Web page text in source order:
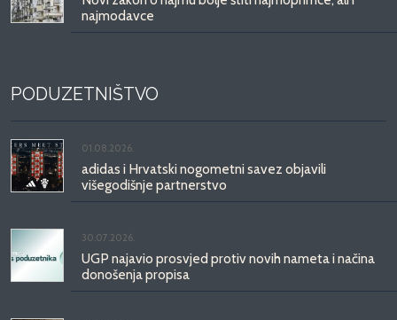
najmodavce
PODUZETNIŠTVO
01.08.2026.
adidas i Hrvatski nogometni savez objavili
višegodišnje partnerstvo
30.07.2026.
UGP najavio prosvjed protiv novih nameta i načina
donošenja propisa